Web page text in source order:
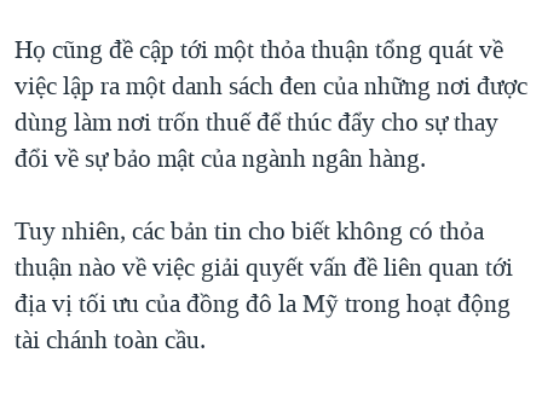
VĂN HOÁ
THỂ THAO
GIÁO DỤC
GROUND ZERO – XƯA VÀ NAY
CHI PHÍ CHIẾN TRANH AFGHANISTAN
CÁC GIÁ TRỊ CỘNG HÒA Ở VIỆT NAM
TRỊNH VĨNH BÌNH VS. CHÍNH PHỦ VIỆT NAM
NGƯ DÂN VIỆT VÀ LÀN SÓNG TRỘM HẢI SÂM
BÊN KIA QUỐC LỘ: TIẾNG VỌNG TỪ NÔNG THÔN MỸ
Ngôn ngữ khác
Họ cũng đề cập tới một thỏa thuận tổng quát về
việc lập ra một danh sách đen của những nơi được
dùng làm nơi trốn thuế để thúc đẩy cho sự thay
đổi về sự bảo mật của ngành ngân hàng.
Tuy nhiên, các bản tin cho biết không có thỏa
thuận nào về việc giải quyết vấn đề liên quan tới
địa vị tối ưu của đồng đô la Mỹ trong hoạt động
tài chánh toàn cầu.